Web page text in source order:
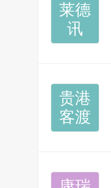
莱德
讯
贵港
客渡